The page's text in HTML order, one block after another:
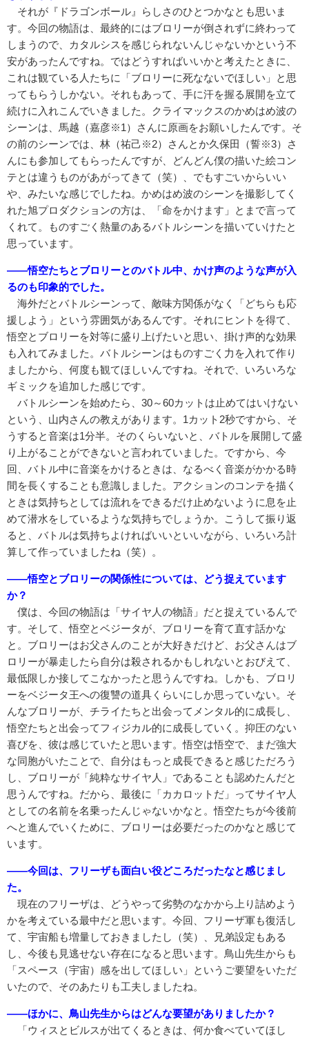
それが『ドラゴンボール』らしさのひとつかなとも思いま
す。今回の物語は、最終的にはブロリーが倒されずに終わって
しまうので、カタルシスを感じられないんじゃないかという不
安があったんですね。ではどうすればいいかと考えたときに、
これは観ている人たちに「ブロリーに死なないでほしい」と思
ってもらうしかない。それもあって、手に汗を握る展開を立て
続けに入れこんでいきました。クライマックスのかめはめ波の
シーンは、馬越（嘉彦※1）さんに原画をお願いしたんです。そ
の前のシーンでは、林（祐己※2）さんとか久保田（誓※3）さ
んにも参加してもらったんですが、どんどん僕の描いた絵コン
テとは違うものがあがってきて（笑）、でもすごいからいい
や、みたいな感じでしたね。かめはめ波のシーンを撮影してく
れた旭プロダクションの方は、「命をかけます」とまで言って
くれて。ものすごく熱量のあるバトルシーンを描いていけたと
思っています。
――悟空たちとブロリーとのバトル中、かけ声のような声が入
るのも印象的でした。
海外だとバトルシーンって、敵味方関係がなく「どちらも応
援しよう」という雰囲気があるんです。それにヒントを得て、
悟空とブロリーを対等に盛り上げたいと思い、掛け声的な効果
も入れてみました。バトルシーンはものすごく力を入れて作り
ましたから、何度も観てほしいんですね。それで、いろいろな
ギミックを追加した感じです。
バトルシーンを始めたら、30～60カットは止めてはいけない
という、山内さんの教えがあります。1カット2秒ですから、そ
うすると音楽は1分半。そのくらいないと、バトルを展開して盛
り上がることができないと言われていました。ですから、今
回、バトル中に音楽をかけるときは、なるべく音楽がかかる時
間を長くすることも意識しました。アクションのコンテを描く
ときは気持ちとしては流れをできるだけ止めないように息を止
めて潜水をしているような気持ちでしょうか。こうして振り返
ると、バトルは気持ちよければいいといいながら、いろいろ計
算して作っていましたね（笑）。
――悟空とブロリーの関係性については、どう捉えています
か？
僕は、今回の物語は「サイヤ人の物語」だと捉えているんで
す。そして、悟空とベジータが、ブロリーを育て直す話かな
と。ブロリーはお父さんのことが大好きだけど、お父さんはブ
ロリーが暴走したら自分は殺されるかもしれないとおびえて、
最低限しか接してこなかったと思うんですね。しかも、ブロリ
ーをベジータ王への復讐の道具くらいにしか思っていない。そ
んなブロリーが、チライたちと出会ってメンタル的に成長し、
悟空たちと出会ってフィジカル的に成長していく。抑圧のない
喜びを、彼は感じていたと思います。悟空は悟空で、まだ強大
な同胞がいたことで、自分はもっと成長できると感じただろう
し、ブロリーが「純粋なサイヤ人」であることも認めたんだと
思うんですね。だから、最後に「カカロットだ」ってサイヤ人
としての名前を名乗ったんじゃないかなと。悟空たちが今後前
へと進んでいくために、ブロリーは必要だったのかなと感じて
います。
――今回は、フリーザも面白い役どころだったなと感じまし
た。
現在のフリーザは、どうやって劣勢のなかから上り詰めよう
かを考えている最中だと思います。今回、フリーザ軍も復活し
て、宇宙船も増量しておきましたし（笑）、兄弟設定もある
し、今後も見逃せない存在になると思います。鳥山先生からも
「スペース（宇宙）感を出してほしい」というご要望をいただ
いたので、そのあたりも工夫しましたね。
――ほかに、鳥山先生からはどんな要望がありましたか？
「ウィスとビルスが出てくるときは、何か食べていてほし